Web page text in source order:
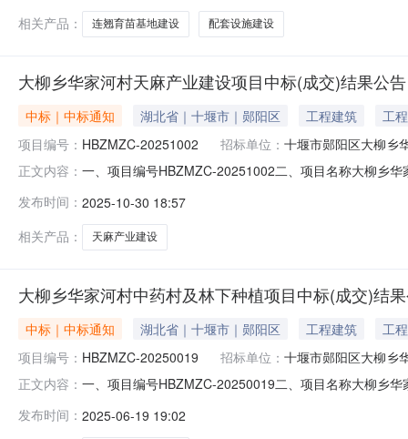
相关产品：
连翘育苗基地建设 配套设施建设
大柳乡华家河村天麻产业建设项目中标(成交)结果公告
中标｜中标通知 湖北省｜十堰市｜郧阳区 工程建筑
工程
项目编号： HBZMZC-20251002 招标单位： 十堰市郧阳区大柳乡
正文内容： 一、项目编号HBZMZC-20251002二、项目名称大柳乡
体详见工程量清单。施工工期：30日历天项目经理：任
发布时间： 2025-10-30 18:57
相关产品：
天麻产业建设
大柳乡华家河村中药村及林下种植项目中标(成交)结
中标｜中标通知 湖北省｜十堰市｜郧阳区 工程建筑
工程
项目编号： HBZMZC-20250019 招标单位： 十堰市郧阳区大柳乡
正文内容： 一、项目编号HBZMZC-20250019二、项目名称大柳乡
部工作内容，具体详见工程量清单。施工工期：30日历
发布时间： 2025-06-19 19:02